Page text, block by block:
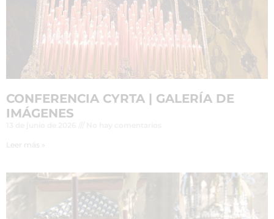
CONFERENCIA CYRTA | GALERÍA DE
IMÁGENES
Leer más »